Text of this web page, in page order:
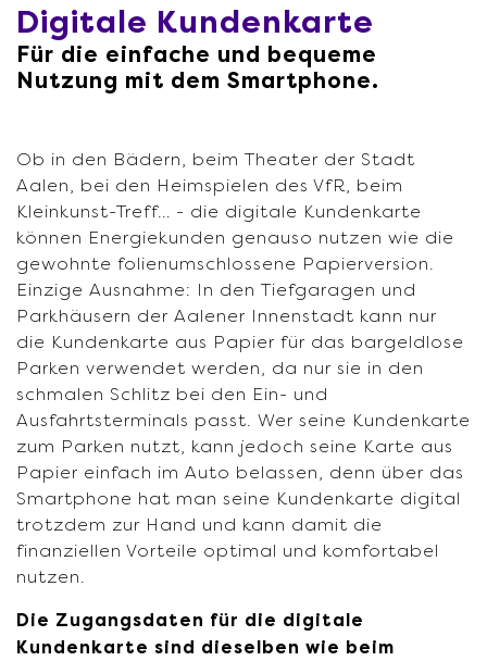
Digitale Kundenkarte
Für die einfache und bequeme
Nutzung mit dem Smartphone.
Ob in den Bädern, beim Theater der Stadt
Aalen, bei den Heimspielen des VfR, beim
Kleinkunst-Treff… - die digitale Kundenkarte
können Energiekunden genauso nutzen wie die
gewohnte folienumschlossene Papierversion.
Einzige Ausnahme: In den Tiefgaragen und
Parkhäusern der Aalener Innenstadt kann nur
die Kundenkarte aus Papier für das bargeldlose
Parken verwendet werden, da nur sie in den
schmalen Schlitz bei den Ein- und
Ausfahrtsterminals passt. Wer seine Kundenkarte
zum Parken nutzt, kann jedoch seine Karte aus
Papier einfach im Auto belassen, denn über das
Smartphone hat man seine Kundenkarte digital
trotzdem zur Hand und kann damit die
finanziellen Vorteile optimal und komfortabel
nutzen.
Die Zugangsdaten für die digitale
Kundenkarte sind dieselben wie beim